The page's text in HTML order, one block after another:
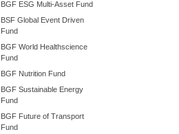
BGF ESG Multi-Asset Fund
BSF Global Event Driven
Fund
BGF World Healthscience
Fund
BGF Nutrition Fund
BGF Sustainable Energy
Fund
BGF Future of Transport
Fund